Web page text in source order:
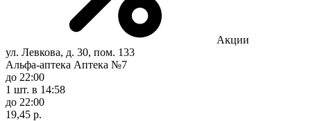
Акции
ул. Левкова, д. 30, пом. 133
Альфа-аптека Аптека №7
до 22:00
1 шт. в 14:58
до 22:00
19,45 р.